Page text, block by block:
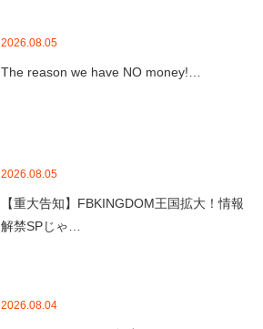
2026.08.05
The reason we have NO money!…
2026.08.05
【重大告知】FBKINGDOM王国拡大！情報
解禁SPじゃ…
2026.08.04